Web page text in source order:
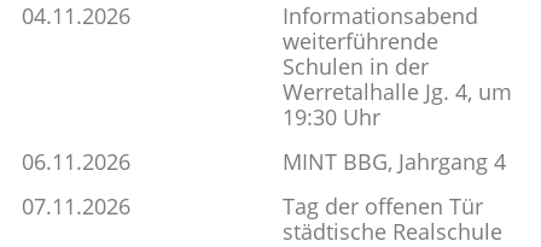
04.11.2026
Informationsabend
weiterführende
Schulen in der
Werretalhalle Jg. 4, um
19:30 Uhr
06.11.2026
MINT BBG, Jahrgang 4
07.11.2026
Tag der offenen Tür
städtische Realschule